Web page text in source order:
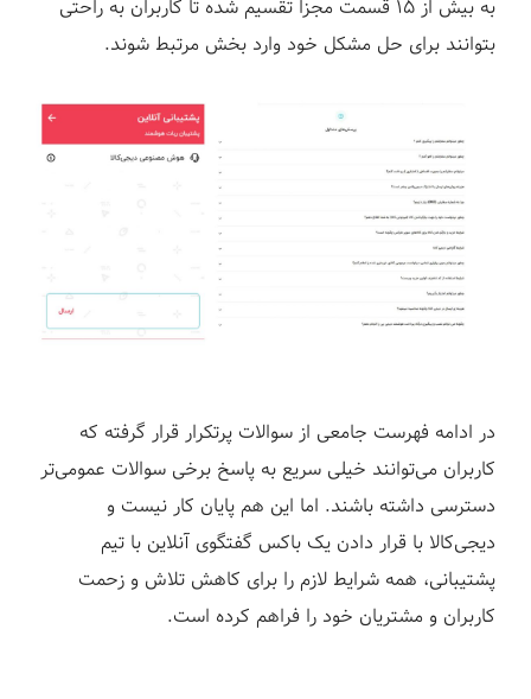
به بیش از ۱۵ قسمت مجزا تقسیم شده تا کاربران به راحتی
بتوانند برای حل مشکل خود وارد بخش مرتبط شوند.
در ادامه فهرست جامعی از سوالات پرتکرار قرار گرفته که
کاربران می‌توانند خیلی سریع به پاسخ برخی سوالات عمومی‌تر
دسترسی داشته باشند. اما این هم پایان کار نیست و
دیجی‌کالا با قرار دادن یک باکس گفتگوی آنلاین با تیم
پشتیبانی، همه شرایط لازم را برای کاهش تلاش و زحمت
کاربران و مشتریان خود را فراهم کرده است.